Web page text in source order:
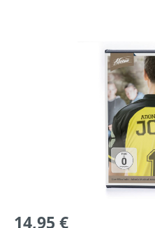
Bildergalerie überspringen
14,95 €